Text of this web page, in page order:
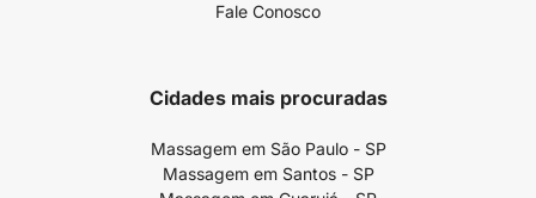
Fale Conosco
Cidades mais procuradas
Massagem em São Paulo - SP
Massagem em Santos - SP